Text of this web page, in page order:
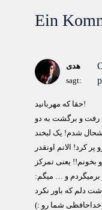
Ein
هدی
sagt:
حقا که مهربانید!
رفت و برگشت به دو
شدم! یک لبخند
کرد! الانم اونقدر
یعنی تمرکز
برمیگردم و … میگم:
دلم که باور نکرد